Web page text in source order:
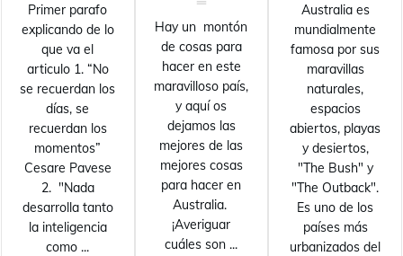
Primer parafo
explicando de lo
que va el
articulo 1. “No
se recuerdan los
días, se
recuerdan los
momentos”
Cesare Pavese
2. "Nada
desarrolla tanto
la inteligencia
como ...
Hay un montón
de cosas para
hacer en este
maravilloso país,
y aquí os
dejamos las
mejores de las
mejores cosas
para hacer en
Australia.
¡Averiguar
cuáles son ...
Australia es
mundialmente
famosa por sus
maravillas
naturales,
espacios
abiertos, playas
y desiertos,
"The Bush" y
"The Outback".
Es uno de los
países más
urbanizados del